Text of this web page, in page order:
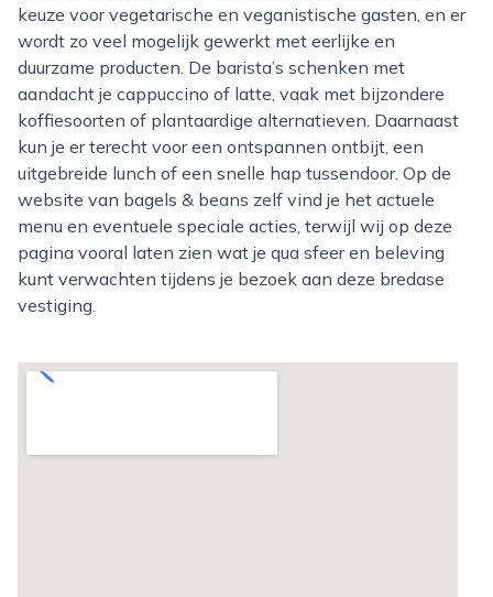
keuze voor vegetarische en veganistische gasten, en er
wordt zo veel mogelijk gewerkt met eerlijke en
duurzame producten. De barista’s schenken met
aandacht je cappuccino of latte, vaak met bijzondere
koffiesoorten of plantaardige alternatieven. Daarnaast
kun je er terecht voor een ontspannen ontbijt, een
uitgebreide lunch of een snelle hap tussendoor. Op de
website van bagels & beans zelf vind je het actuele
menu en eventuele speciale acties, terwijl wij op deze
pagina vooral laten zien wat je qua sfeer en beleving
kunt verwachten tijdens je bezoek aan deze bredase
vestiging.